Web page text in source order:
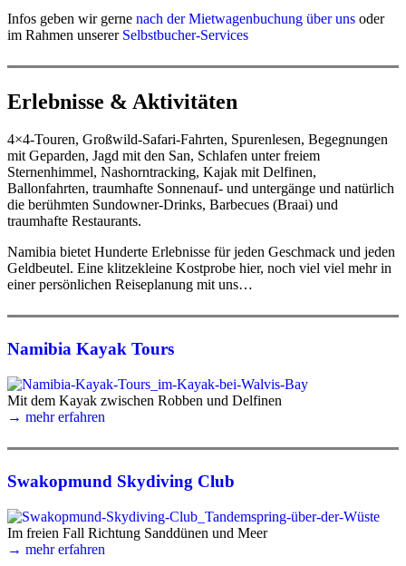
Infos geben wir gerne nach der Mietwagenbuchung über uns oder
im Rahmen unserer Selbstbucher-Services
Erlebnisse & Aktivitäten
4×4-Touren, Großwild-Safari-Fahrten, Spurenlesen, Begegnungen
mit Geparden, Jagd mit den San, Schlafen unter freiem
Sternenhimmel, Nashorntracking, Kajak mit Delfinen,
Ballonfahrten, traumhafte Sonnenauf- und untergänge und natürlich
die berühmten Sundowner-Drinks, Barbecues (Braai) und
traumhafte Restaurants.
Namibia bietet Hunderte Erlebnisse für jeden Geschmack und jeden
Geldbeutel. Eine klitzekleine Kostprobe hier, noch viel viel mehr in
einer persönlichen Reiseplanung mit uns…
Namibia Kayak Tours
Mit dem Kayak zwischen Robben und Delfinen
→ mehr erfahren
Swakopmund Skydiving Club
Im freien Fall Richtung Sanddünen und Meer
→ mehr erfahren